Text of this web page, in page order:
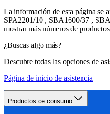
La información de esta página se
SPA2201/10 , SBA1600/37 ,
mostrar más números de
¿Buscas algo más?
Descubre todas las opciones de
Página de inicio de asistencia
Productos de consumo